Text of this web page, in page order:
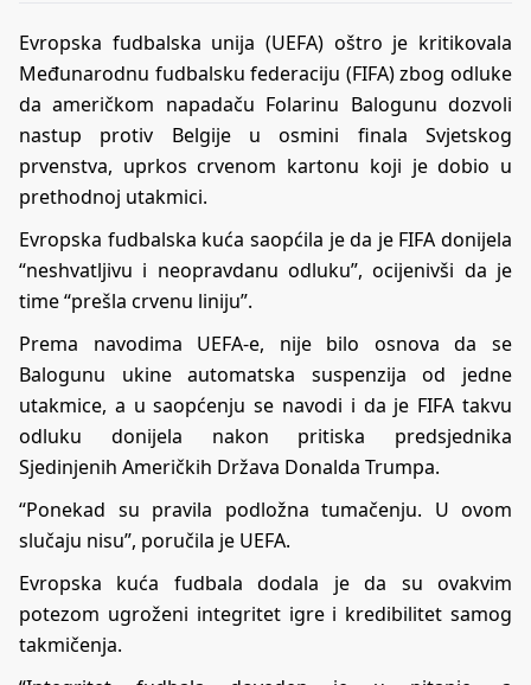
Evropska fudbalska unija (UEFA) oštro je kritikovala
Međunarodnu fudbalsku federaciju (FIFA) zbog odluke
da američkom napadaču Folarinu Balogunu dozvoli
nastup protiv Belgije u osmini finala Svjetskog
prvenstva, uprkos crvenom kartonu koji je dobio u
prethodnoj utakmici.
Evropska fudbalska kuća saopćila je da je FIFA donijela
“neshvatljivu i neopravdanu odluku”, ocijenivši da je
time “prešla crvenu liniju”.
Prema navodima UEFA-e, nije bilo osnova da se
Balogunu ukine automatska suspenzija od jedne
utakmice, a u saopćenju se navodi i da je FIFA takvu
odluku donijela nakon pritiska predsjednika
Sjedinjenih Američkih Država Donalda Trumpa.
“Ponekad su pravila podložna tumačenju. U ovom
slučaju nisu”, poručila je UEFA.
Evropska kuća fudbala dodala je da su ovakvim
potezom ugroženi integritet igre i kredibilitet samog
takmičenja.